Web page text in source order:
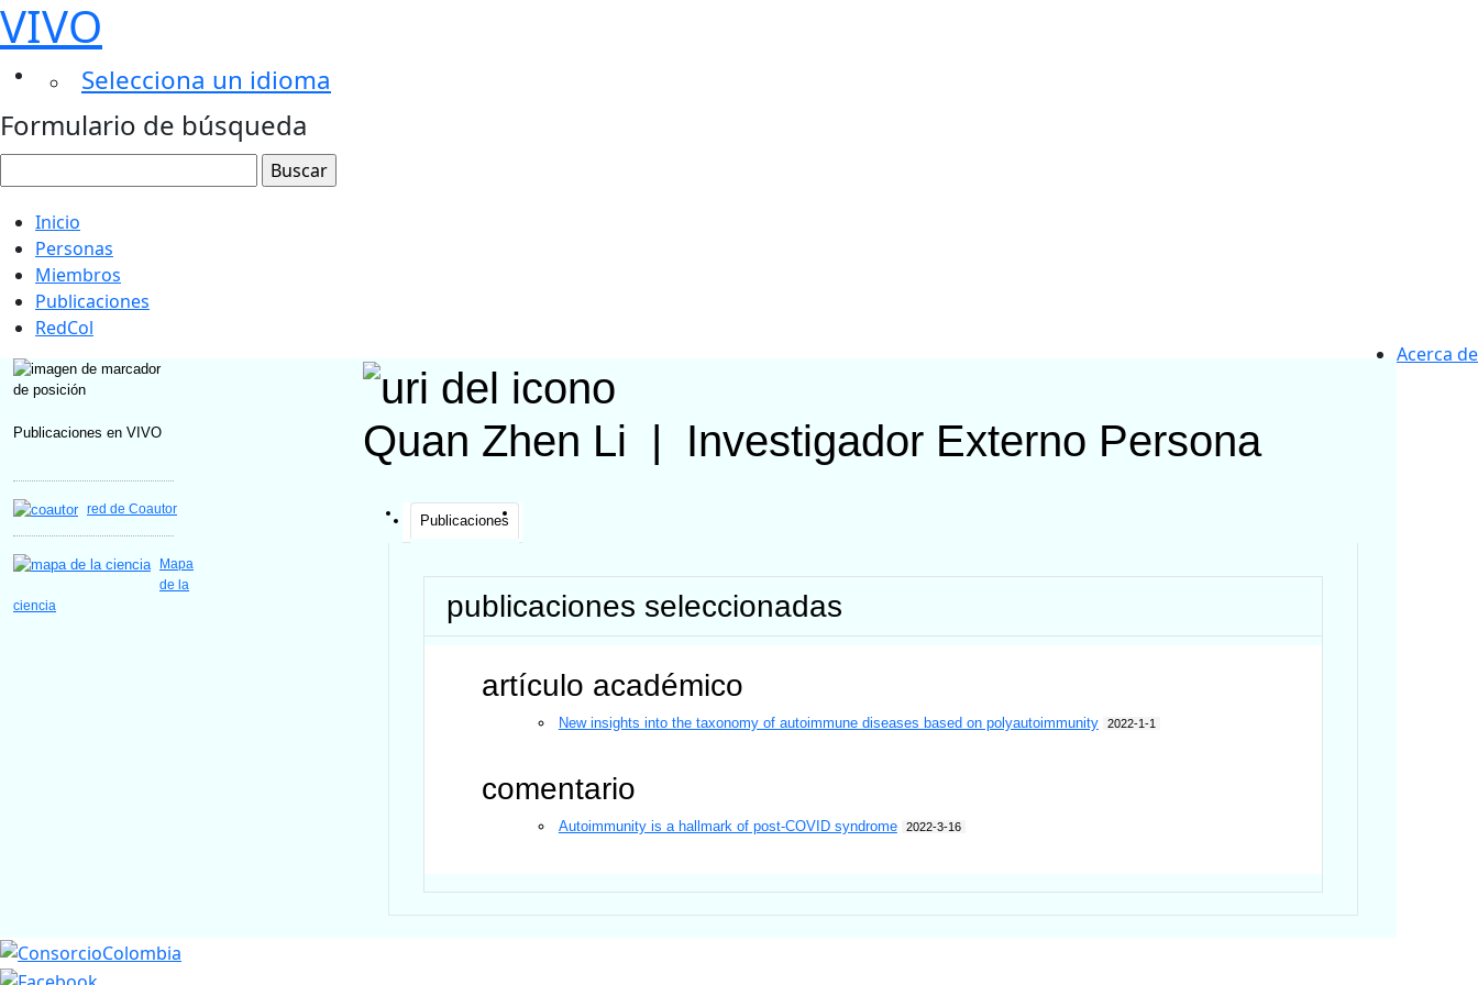
VIVO
Selecciona un idioma
Formulario de búsqueda
Inicio
Personas
Miembros
Publicaciones
RedCol
Acerca de
Publicaciones en VIVO
red de Coautor
Mapa
de la
ciencia
Quan Zhen Li Investigador Externo Persona
Publicaciones
publicaciones seleccionadas
artículo académico
New insights into the taxonomy of autoimmune diseases based on polyautoimmunity 2022-1-1
comentario
Autoimmunity is a hallmark of post-COVID syndrome 2022-3-16